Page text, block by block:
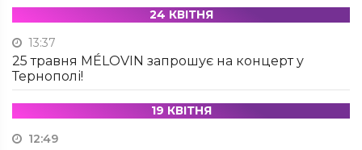
24 КВІТНЯ
13:37
25 травня MÉLOVIN запрошує на концерт у
Тернополі!
19 КВІТНЯ
12:49